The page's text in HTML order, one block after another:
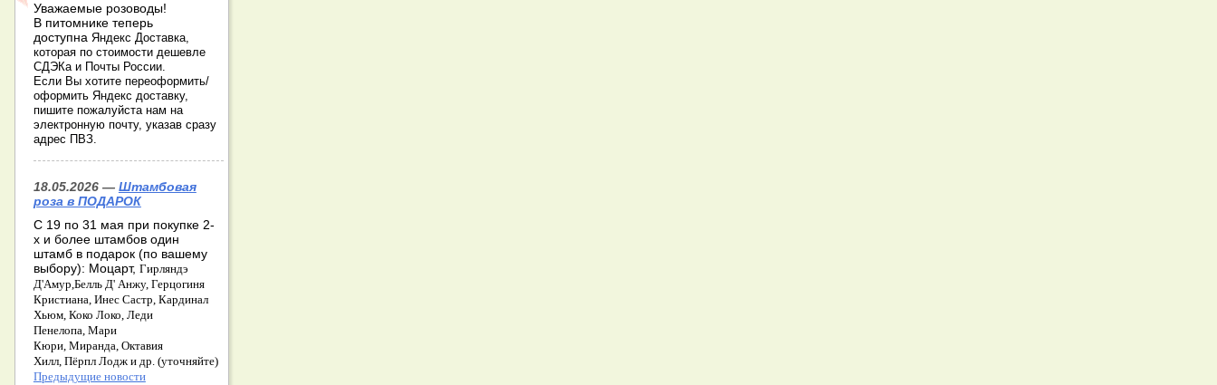
Уважаемые розоводы!
В питомнике теперь
доступна Яндекс Доставка,
которая по стоимости дешевле
СДЭКа и Почты России.
Если Вы хотите переоформить/
оформить Яндекс доставку,
пишите пожалуйста нам на
электронную почту, указав сразу
адрес ПВЗ.
18.05.2026 — Штамбовая
роза в ПОДАРОК
С 19 по 31 мая при покупке 2-
х и более штамбов один
штамб в подарок (по вашему
выбору): Моцарт, Гирляндэ
Д'Амур,Белль Д' Анжу, Герцогиня
Кристиана, Инес Састр, Кардинал
Хьюм, Коко Локо, Леди
Пенелопа, Мари
Кюри, Миранда, Октавия
Хилл, Пёрпл Лодж и др. (уточняйте)
Предыдущие новости